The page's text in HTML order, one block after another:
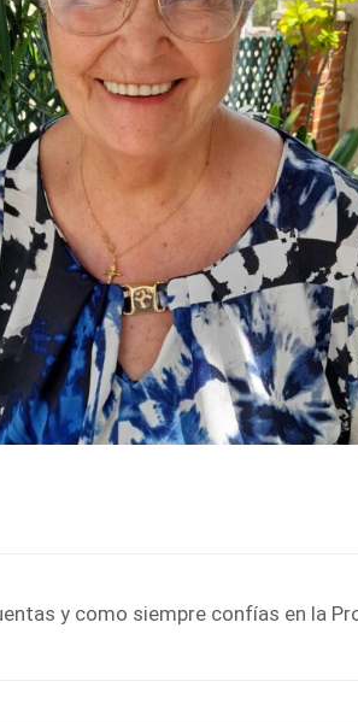
y como siempre confías en la